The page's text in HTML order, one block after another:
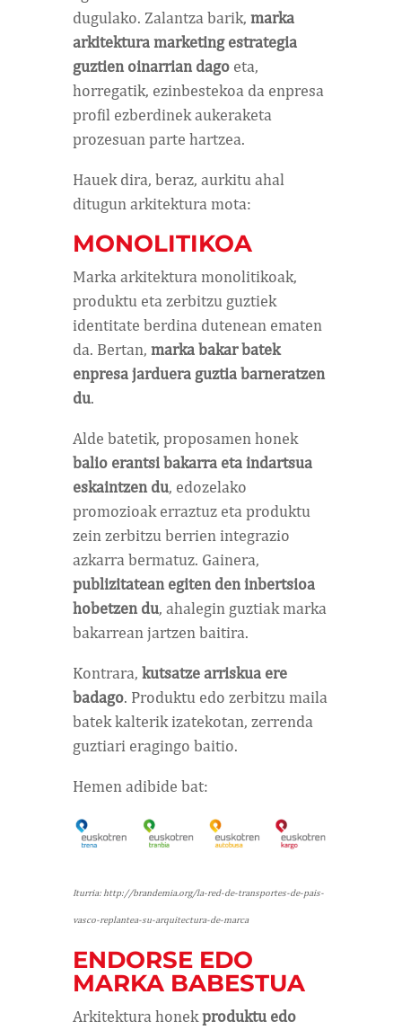
dugulako. Zalantza barik, marka
arkitektura marketing estrategia
guztien oinarrian dagoeta,
horregatik, ezinbestekoa da enpresa
profil ezberdinek aukeraketa
prozesuan parte hartzea.
Hauek dira, beraz, aurkitu ahal
ditugun arkitektura mota:
MONOLITIKOA
Marka arkitektura monolitikoak,
produktu eta zerbitzu guztiek
identitate berdina dutenean ematen
da. Bertan, marka bakar batek
enpresa jarduera guztia barneratzen
du.
Alde batetik, proposamen honek
balio erantsi bakarra eta indartsua
eskaintzen du, edozelako
promozioak erraztuz eta produktu
zein zerbitzu berrien integrazio
azkarra bermatuz. Gainera,
publizitatean egiten den inbertsioa
hobetzen du, ahalegin guztiak marka
bakarrean jartzen baitira.
Kontrara, kutsatze arriskua ere
badago. Produktu edo zerbitzu maila
batek kalterik izatekotan, zerrenda
guztiari eragingo baitio.
Hemen adibide bat:
Iturria: http://brandemia.org/la-red-de-transportes-de-pais-
vasco-replantea-su-arquitectura-de-marca
ENDORSE EDO
MARKA BABESTUA
Arkitektura honekproduktu edo